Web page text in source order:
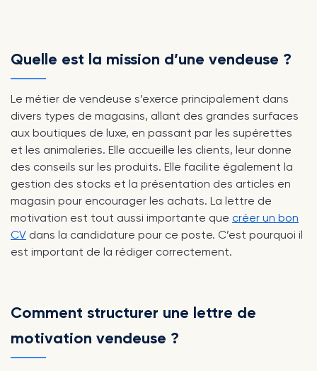
Quelle est la mission d’une vendeuse ?
Le métier de vendeuse s’exerce principalement dans
divers types de magasins, allant des grandes surfaces
aux boutiques de luxe, en passant par les supérettes
et les animaleries. Elle accueille les clients, leur donne
des conseils sur les produits. Elle facilite également la
gestion des stocks et la présentation des articles en
magasin pour encourager les achats. La lettre de
motivation est tout aussi importante que créer un bon
CV dans la candidature pour ce poste. C’est pourquoi il
est important de la rédiger correctement.
Comment structurer une lettre de
motivation vendeuse ?